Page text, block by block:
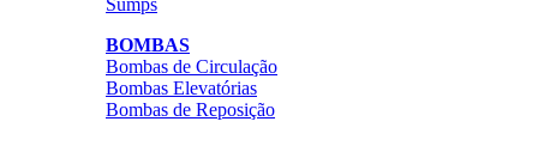
BOMBAS
Bombas de Circulação
Bombas Elevatórias
Bombas de Reposição